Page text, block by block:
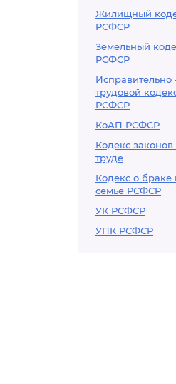
Жилищный
РСФСР
Земельный
РСФСР
Исправительно
трудовой
РСФСР
КоАП РСФСР
Кодекс законов
труде
Кодекс о браке
семье РСФСР
УК РСФСР
УПК РСФСР